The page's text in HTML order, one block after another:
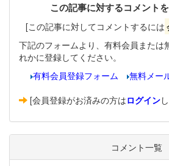
この記事に対するコメント
[この記事に対してコメントするには
下記のフォームより、有料会員または
れかに登録してください。
有料会員登録フォーム
無料メー
[会員登録がお済みの方はログイン
コメント一覧